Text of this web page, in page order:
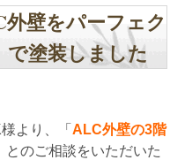
壁をパーフェク
で塗装しました
より、「 ALC外壁の3階
とのご相談をいただいた